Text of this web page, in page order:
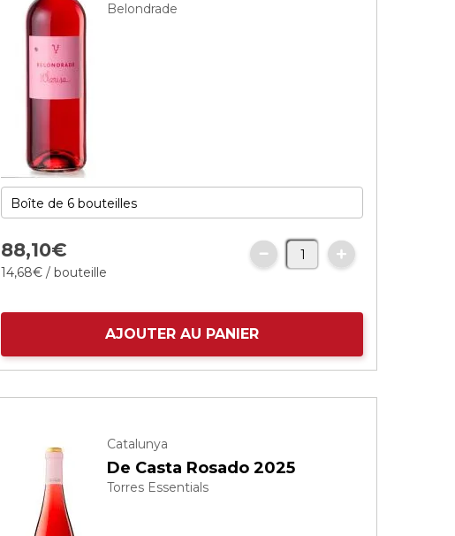
Belondrade
88,10€
14,68€ / bouteille
AJOUTER AU PANIER
Catalunya
De Casta Rosado 2025
Torres Essentials